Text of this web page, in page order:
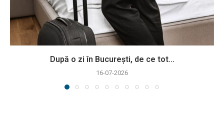
După o zi în București, de ce tot...
16-07-2026